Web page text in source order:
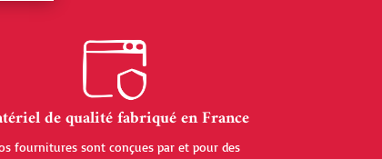
de qualité fabriqué en France
fournitures sont conçues par et pour des